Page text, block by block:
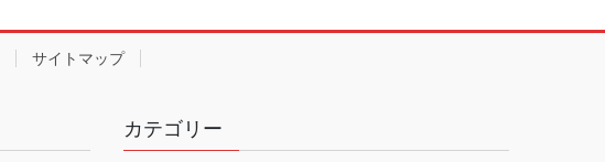
サイトマップ
カテゴリー